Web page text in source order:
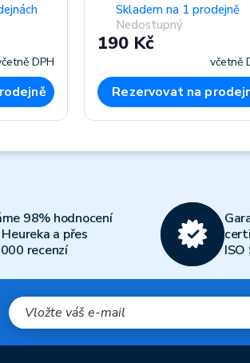
DPH
Skladem na 1 prodejně
Nedostupný
190 Kč
včetně
Rezervovat na
98% hodnocení
a přes
recenzí